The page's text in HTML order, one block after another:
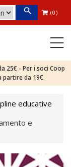
(0)
25€ - Per i soci Coop
da 19€.
educative
e